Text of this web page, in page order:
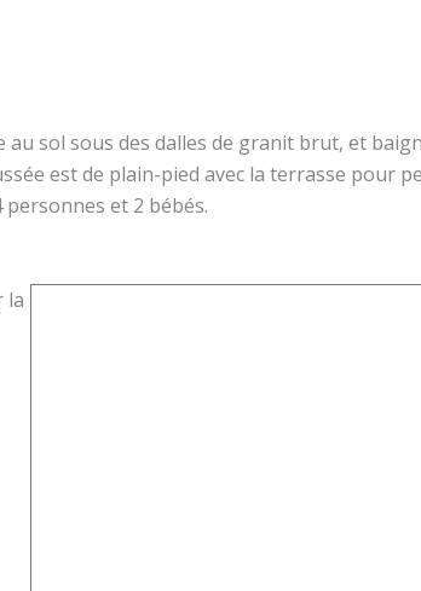
au sol sous des dalles de granit brut, et
est de plain-pied avec la terrasse pour
et 2 bébés.
la